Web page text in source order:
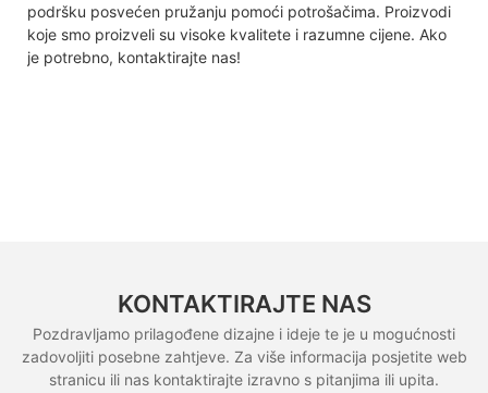
podršku posvećen pružanju pomoći potrošačima. Proizvodi
koje smo proizveli su visoke kvalitete i razumne cijene. Ako
je potrebno, kontaktirajte nas!
KONTAKTIRAJTE NAS
Pozdravljamo prilagođene dizajne i ideje te je u mogućnosti
zadovoljiti posebne zahtjeve. Za više informacija posjetite web
stranicu ili nas kontaktirajte izravno s pitanjima ili upita.